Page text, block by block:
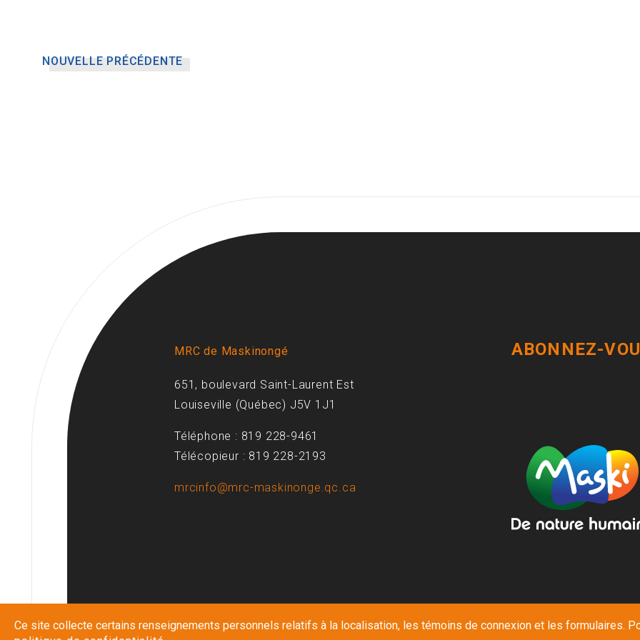
NOUVELLE PRÉCÉDENTE
MRC de Maskinongé
651, boulevard Saint-Laurent Est
Louiseville (Québec) J5V 1J1
Téléphone : 819 228-9461
Télécopieur : 819 228-2193
mrcinfo@mrc-maskinonge.qc.ca
ABONNEZ-
Ce site collecte certains renseignements personnels relatifs à la localisation, les témoins de connexion et les formulaires.